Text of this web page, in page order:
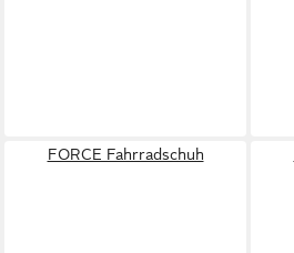
FORCE Fahrradschuh